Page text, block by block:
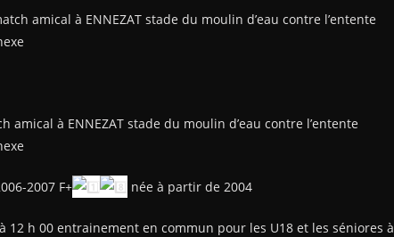
amical à ENNEZAT stade du moulin d’eau contre l’entente
amical à ENNEZAT stade du moulin d’eau contre l’entente
2007 F+ née à partir de 2004
12 h 00 entrainement en commun pour les U18 et les séniores à